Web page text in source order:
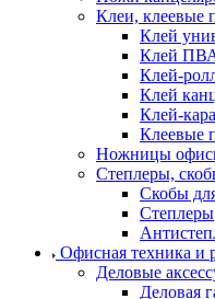
Клеи, клеевые
Клей
Клей
Клей-
Клей
Клей-
Клеевые
Ножницы
Степлеры,
Скобы
Степлеры
Офисная техника и
Деловые
Деловая